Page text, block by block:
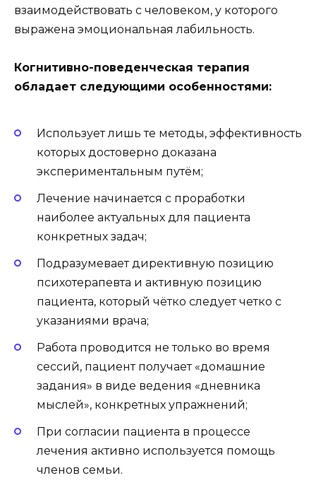
взаимодействовать с человеком, у которого
выражена эмоциональная лабильность.
Когнитивно-поведенческая терапия
обладает следующими особенностями:
Использует лишь те методы, эффективность
которых достоверно доказана
экспериментальным путём;
Лечение начинается с проработки
наиболее актуальных для пациента
конкретных задач;
Подразумевает директивную позицию
психотерапевта и активную позицию
пациента, который чётко следует четко с
указаниями врача;
Работа проводится не только во время
сессий, пациент получает «домашние
задания» в виде ведения «дневника
мыслей», конкретных упражнений;
При согласии пациента в процессе
лечения активно используется помощь
членов семьи.